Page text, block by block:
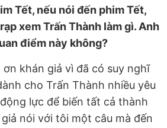
Tết, nếu nói đến phim Tết,
xem Trấn Thành làm gì. Anh
điểm này không?
khán giả vì đã có suy nghĩ
cho Trấn Thành nhiều yêu
lực để biến tất cả thành
nói với tôi một câu mà đến